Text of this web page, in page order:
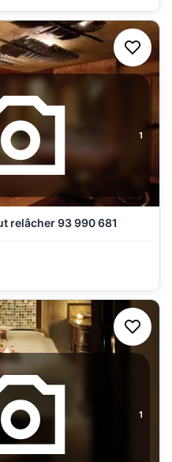
1
Un espace où vous pouvez tout relâcher 93 990 681
1